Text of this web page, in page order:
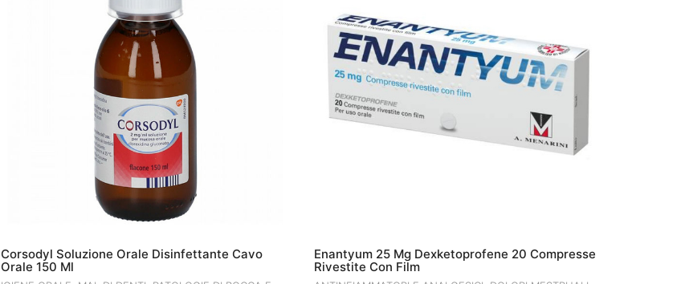
Corsodyl Soluzione Orale Disinfettante Cavo
Orale 150 Ml
Enantyum 25 Mg Dexketoprofene 20 Compresse
Rivestite Con Film